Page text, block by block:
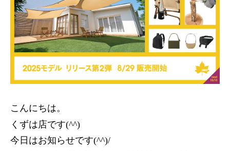
こんにちは。
くずは店です(^^)
今日はお知らせです(^^)/